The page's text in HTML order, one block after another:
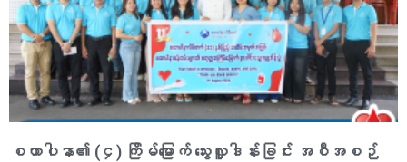
စထာပါနာ၏ (၄) ကြိမ်မြောက် သွေးလှူဒါန်းခြင်း အစီအစဉ်